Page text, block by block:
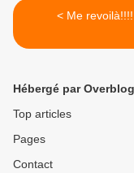
< Me revoilà!!!!
Hébergé par Overblog
Top articles
Pages
Contact